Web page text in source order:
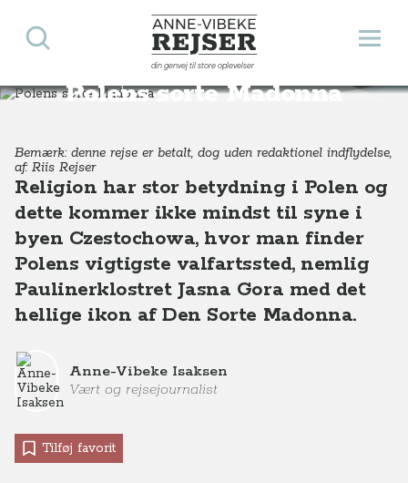
Anne-Vibeke Rejser
din genvej til store oplevelser
Åbn
Søg
Polens sorte Madonna
Destinationer Europa Polen Polens sorte Madonna
Bemærk: denne rejse er betalt, dog uden redaktionel indflydelse,
af: Riis Rejser
Religion har stor betydning i Polen og
dette kommer ikke mindst til syne i
byen Czestochowa, hvor man finder
Polens vigtigste valfartssted, nemlig
Paulinerklostret Jasna Gora med det
hellige ikon af Den Sorte Madonna.
Anne-Vibeke Isaksen
Vært og rejsejournalist
Tilføj favorit